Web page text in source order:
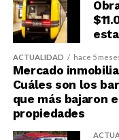
ACTUALIDAD hace 5
Mercado
Cuáles son los
que más bajaron
propiedades